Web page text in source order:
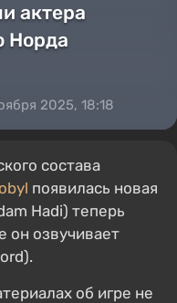
актера
Норда
2025, 18:18
состава
появилась новая
Hadi) теперь
он озвучивает
об игре не